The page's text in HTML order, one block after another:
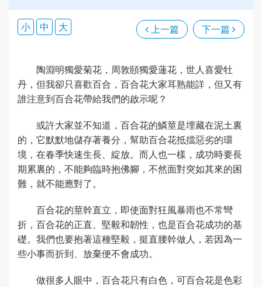
上一篇 下一篇
小 中 大
陶淵明獨愛菊花，周敦頤獨愛蓮花，世人喜愛牡
丹，但我卻只喜歡百合，百合花大家耳熟能詳，但又有
誰注意到百合花帶給我們的啟示呢？
或許大家並不知道，百合花的鱗莖是埋藏在泥土裏
的，它默默地儲存著養分，幫助百合花抵擋惡劣的環
境，在春季快速生長、綻放。而人也一樣，成功時要長
期累裏的，不能夠臨時抱佛腳，不然面對突如其來的困
難，就不能應對了。
百合花的莖幹直立，即使面對狂風暴雨也不常彎
折，百合花的正直、堅毅和韌性，也是百合花成功的基
礎。我們也要抱著這種堅毅，挺直腰幹做人，若因為一
些小事而折到、放棄便不會成功。
做很多人眼中，百合花只有白色，可百合花是色彩